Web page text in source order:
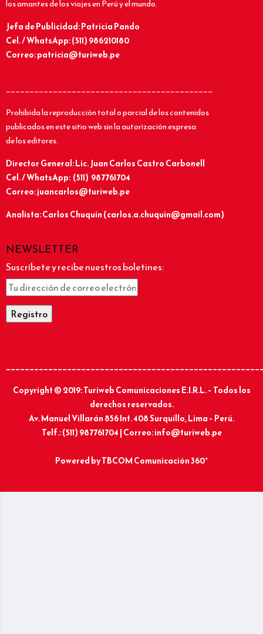
los amantes de los viajes en Perú y el mundo.
Jefa de Publicidad: Patricia Pando
Cel. / WhatsApp: (511) 986210180
Correo: patricia@turiweb.pe
____________________________________________
Prohibida la reproducción total o parcial de los contenidos
publicados en este sitio web sin la autorización expresa
de los editores.
Director General: Lic.Juan Carlos Castro Carbonell
Cel. / WhatsApp: (511) 987761704
Correo: juancarlos@turiweb.pe
Analista: Carlos Chuquín (carlos.a.chuquin@gmail.com)
NEWSLETTER
Suscríbete y recibe nuestros boletines:
Copyright © 2019: Turiweb Comunicaciones E.I.R.L. – Todos los
derechos reservados.
Av. Manuel Villarán 856 Int. 408 Surquillo, Lima – Perú.
Telf.: (511) 987761704 | Correo: info@turiweb.pe
Powered byTBCOM Comunicación 360°